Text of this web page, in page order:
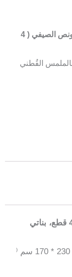
يتضمن طقم اللحاف المفرد/ مفرد ونص الصيفي ( 4
القُطني
230 * 170 سم ⁽